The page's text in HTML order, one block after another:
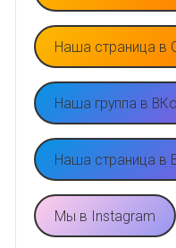
Наша страница в
Наша группа в
Наша страница в
Мы в Instagram